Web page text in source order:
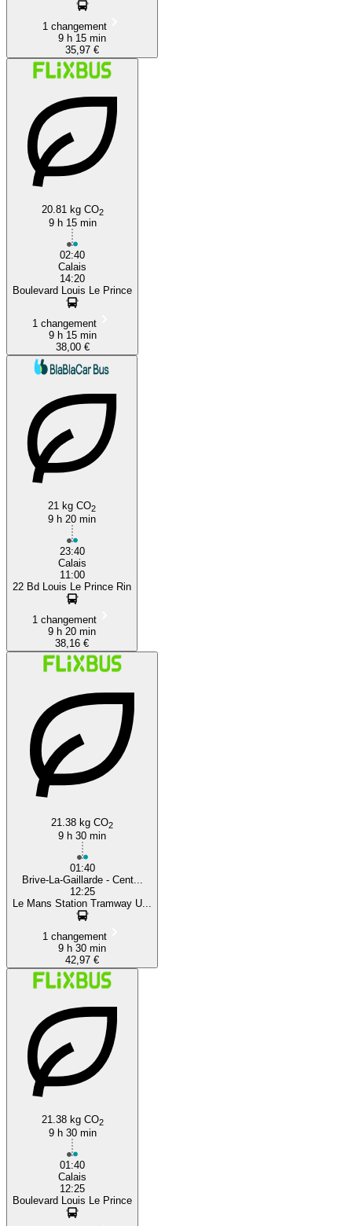
1 changement
9 h 15 min
35,97 €
20.81 kg CO2
9 h 15 min
02:40
Calais
14:20
Boulevard Louis Le Prince
1 changement
9 h 15 min
38,00 €
21 kg CO2
9 h 20 min
23:40
Calais
11:00
22 Bd Louis Le Prince Rin
1 changement
9 h 20 min
38,16 €
21.38 kg CO2
9 h 30 min
01:40
Brive-La-Gaillarde - Cent...
12:25
Le Mans Station Tramway U...
1 changement
9 h 30 min
42,97 €
21.38 kg CO2
9 h 30 min
01:40
Calais
12:25
Boulevard Louis Le Prince